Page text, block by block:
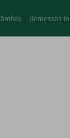
Remessas